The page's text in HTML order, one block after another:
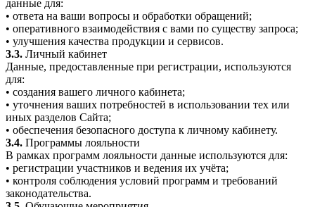
данные для:
• ответа на ваши вопросы и обработки обращений;
• оперативного взаимодействия с вами по существу запроса;
• улучшения качества продукции и сервисов.
3.3. Личный кабинет
Данные, предоставленные при регистрации, используются
для:
• создания вашего личного кабинета;
• уточнения ваших потребностей в использовании тех или
иных разделов Сайта;
• обеспечения безопасного доступа к личному кабинету.
3.4. Программы лояльности
В рамках программ лояльности данные используются для:
• регистрации участников и ведения их учёта;
• контроля соблюдения условий программ и требований
законодательства.